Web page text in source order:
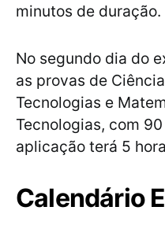
minutos de duração.
No segundo dia do
as provas de
Tecnologias e
Tecnologias, com
aplicação terá 5
Calendário